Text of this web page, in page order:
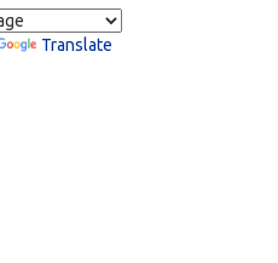
Translate